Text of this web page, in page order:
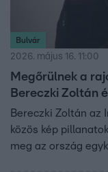
Bulvár
2026. május 16. 11:00
Megőrülnek a
Bereczki Zoltán
Bereczki Zoltán az
közös kép
meg az ország